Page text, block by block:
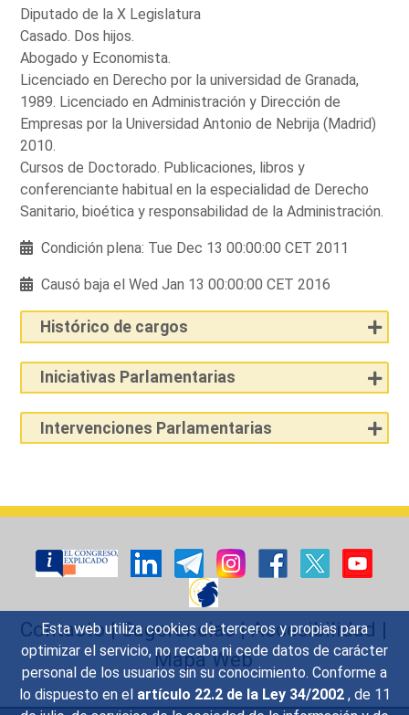
Esta web utiliza cookies de terceros y propias para
optimizar el servicio, no recaba ni cede datos de carácter
personal de los usuarios sin su conocimiento. Conforme a
lo dispuesto en el artículo 22.2 de la Ley 34/2002 , de 11
Diputado de la X Legislatura
Casado. Dos hijos.
Abogado y Economista.
Licenciado en Derecho por la universidad de Granada,
1989. Licenciado en Administración y Dirección de
Empresas por la Universidad Antonio de Nebrija (Madrid)
2010.
Cursos de Doctorado. Publicaciones, libros y
conferenciante habitual en la especialidad de Derecho
Sanitario, bioética y responsabilidad de la Administración.
Condición plena: Tue Dec 13 00:00:00 CET 2011
Causó baja el Wed Jan 13 00:00:00 CET 2016
Histórico de cargos
Iniciativas Parlamentarias
Intervenciones Parlamentarias
Contacto|Sugerencias|Accesibilidad |
Mapa Web